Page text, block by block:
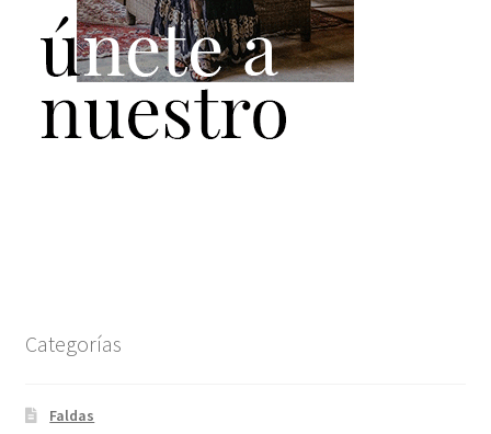
Categorías
Faldas